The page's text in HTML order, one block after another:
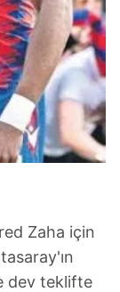
Zaha için
dev teklifte